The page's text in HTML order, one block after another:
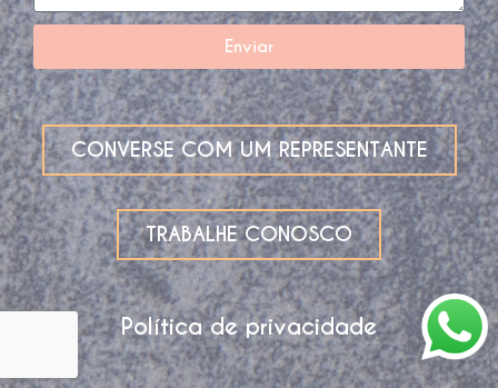
Enviar
CONVERSE COM UM REPRESENTANTE
TRABALHE CONOSCO
Política de privacidade